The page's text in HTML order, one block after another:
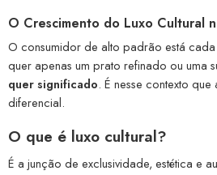
O Crescimento do Luxo Cultural
O consumidor de alto padrão está cada
quer apenas um prato refinado ou uma
quer significado. É nesse contexto
diferencial.
O que é luxo cultural?
É a junção de exclusividade, estética e